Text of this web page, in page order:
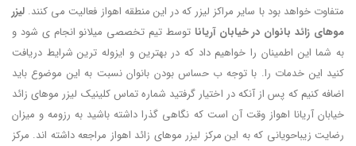
متفاوت خواهد بود با سایر مراکز لیزر که در این منطقه اهواز فعالیت می کنند. لیزر
موهای زائد بانوان در خیابان آریانا توسط تیم تخصصی میلانو انجام ی شود و
به شما این اطمینان را خواهیم داد که در بهترین و ایزوله ترین شرایط دریافت
کنید این خدمات را. با توجه ب حساس بودن بانوان نسبت به این موضوع باید
اضافه کنیم که پس از آنکه در اختیار گرفتید شماره تماس کلینیک لیزر موهای زائد
خیابان آریانا اهواز وقت آن است که نگاهی گذرا داشته باشید به رزومه و میزان
رضایت زیباحویانی که به این مرکز لیزر موهای زائد اهواز مراجعه داشته اند. مرکز